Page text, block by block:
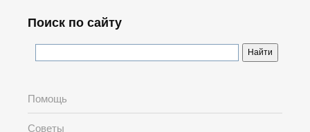
Поиск по сайту
Помощь
Советы